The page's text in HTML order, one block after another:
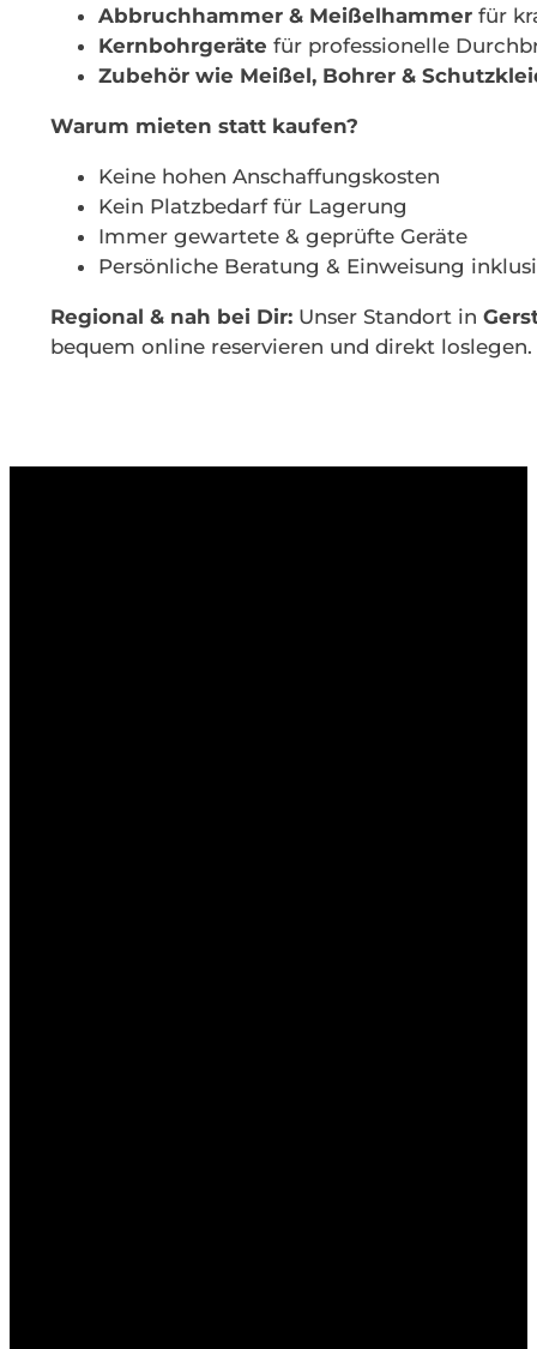
Abbruchhammer & Meißelhammerfür
Kernbohrgeräte für professionelle
Zubehör wie Meißel, Bohrer &
Warum mieten statt kaufen?
Keine hohen Anschaffungskosten
Kein Platzbedarf für Lagerung
Immer gewartete & geprüfte Geräte
Persönliche Beratung & Einweisung
Regional & nah bei Dir:Unser Standort in
bequem online reservieren und direkt loslegen.